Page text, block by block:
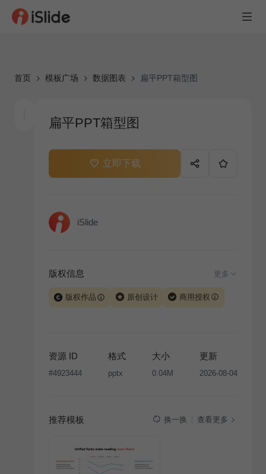
首页 模板广场 数据图表 扁平PPT箱型图
扁平PPT箱型图
立即下载
iSlide
版权信息 更多
版权作品 原创设计 商用授权
版权声明
条款，禁止任何形式的转让、出售或出租，未
经投权许可任何人不得擅自转载和分发，否则将接照我
资源 ID
#4923444
格式
pptx
大小
0.04M
更新
2026-08-04
推荐模板 换一换 查看更多